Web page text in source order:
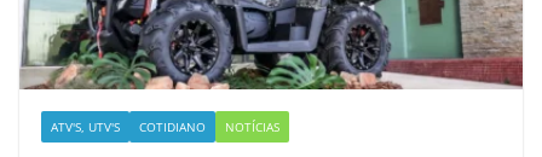
ATV'S, UTV'S COTIDIANO NOTÍCIAS